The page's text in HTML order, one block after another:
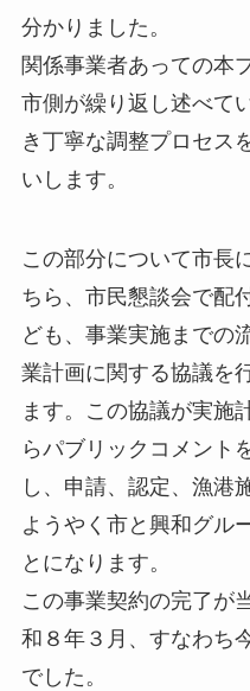
分かりました。
関係事業者あっての本
市側が繰り返し述べて
き丁寧な調整プロセス
いします。
この部分について市長
ちら、市民懇談会で配
ども、事業実施までの
業計画に関する協議を
ます。この協議が実施
らパブリックコメント
し、申請、認定、漁港
ようやく市と興和グル
とになります。
この事業契約の完了が
和８年３月、すなわち
でした。